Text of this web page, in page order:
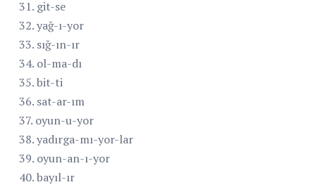
31. git-se
32. yağ-ı-yor
33. sığ-ın-ır
34. ol-ma-dı
35. bit-ti
36. sat-ar-ım
37. oyun-u-yor
38. yadırga-mı-yor-lar
39. oyun-an-ı-yor
40. bayıl-ır